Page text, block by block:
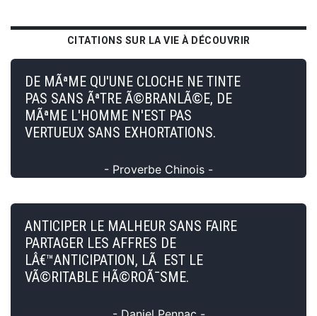
CITATIONS SUR LA VIE À DÉCOUVRIR
DE MÃªME QU'UNE CLOCHE NE TINTE
PAS SANS ÃªTRE Ã©BRANLÃ©E, DE
MÃªME L'HOMME N'EST PAS
VERTUEUX SANS EXHORTATIONS.
- Proverbe Chinois -
ANTICIPER LE MALHEUR SANS FAIRE
PARTAGER LES AFFRES DE
LÂ€™ANTICIPATION, LÃ EST LE
VÃ©RITABLE HÃ©ROÃ¯SME.